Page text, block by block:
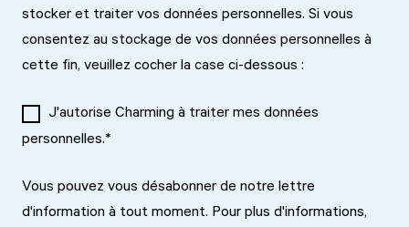
stocker et traiter vos données personnelles. Si vous
consentez au stockage de vos données personnelles à
cette fin, veuillez cocher la case ci-dessous :
J'autorise Charming à traiter mes données
personnelles.*
Vous pouvez vous désabonner de notre lettre
d'information à tout moment. Pour plus d'informations,